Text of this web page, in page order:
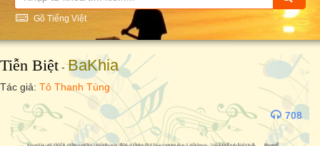
Gõ Tiếng Việt
Tiễn Biệt -BaKhia
Tác giả: Tô Thanh Tùng
708